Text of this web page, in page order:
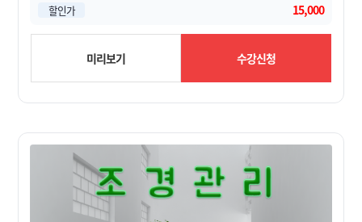
할인가 15,000
미리보기 수강신청